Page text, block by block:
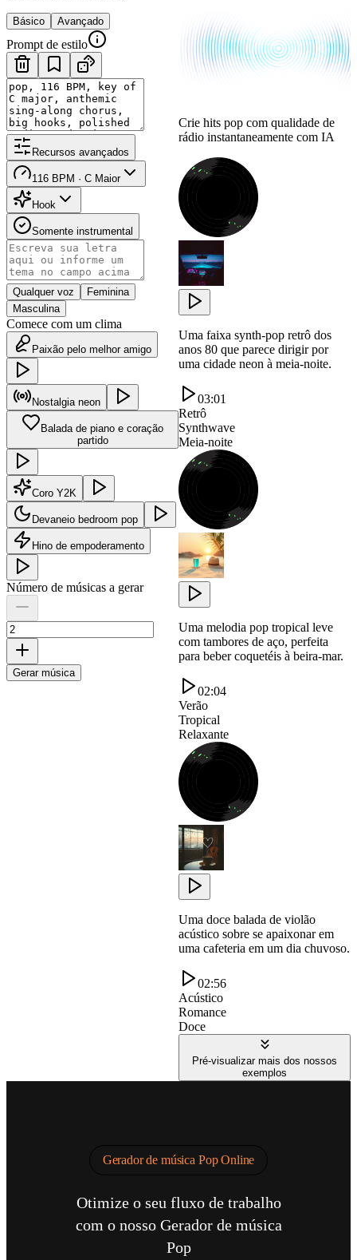
Básico Avançado
Prompt de estilo
Recursos avançados
116 BPM · C Maior
Hook
Somente instrumental
Qualquer voz
Feminina
Masculina
Comece com um clima
Paixão pelo melhor amigo
Nostalgia neon
Balada de piano e coração
partido
Coro Y2K
Devaneio bedroom pop
Hino de empoderamento
Número de músicas a gerar
Gerar música
Crie hits pop com qualidade de
rádio instantaneamente com IA
Uma faixa synth-pop retrô dos
anos 80 que parece dirigir por
uma cidade neon à meia-noite.
03:01
Retrô
Synthwave
Meia-noite
Uma melodia pop tropical leve
com tambores de aço, perfeita
para beber coquetéis à beira-mar.
02:04
Verão
Tropical
Relaxante
Uma doce balada de violão
acústico sobre se apaixonar em
uma cafeteria em um dia chuvoso.
02:56
Acústico
Romance
Doce
Pré-visualizar mais dos nossos
exemplos
Gerador de música Pop Online
Otimize o seu fluxo de trabalho
com o nosso Gerador de música
Pop